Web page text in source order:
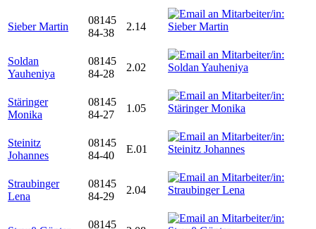
Sieber Martin
08145
84-38
2.14
Soldan
Yauheniya
08145
84-28
2.02
Stäringer
Monika
08145
84-27
1.05
Steinitz
Johannes
08145
84-40
E.01
Straubinger
Lena
08145
84-29
2.04
08145